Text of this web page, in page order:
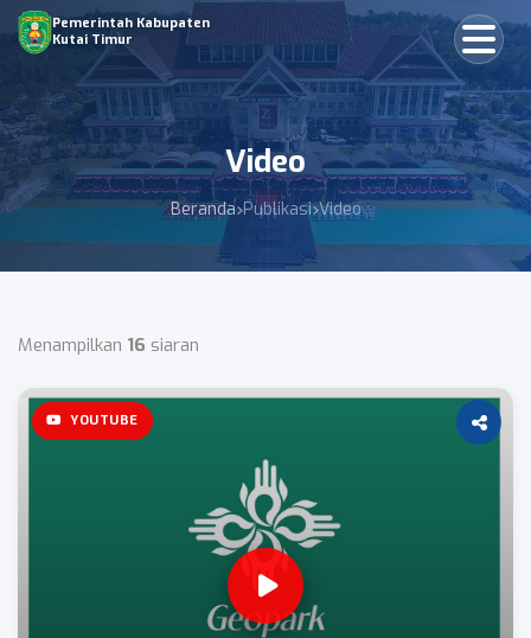
Pemerintah Kabupaten
Kutai Timur
Video
Beranda Publikasi Video
Menampilkan 16 siaran
YOUTUBE